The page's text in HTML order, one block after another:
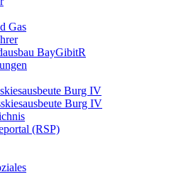
Gas
BayGibitR
Burg IV
Burg IV
(RSP)